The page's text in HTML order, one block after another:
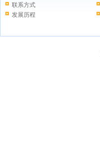
联系方式
发展历程